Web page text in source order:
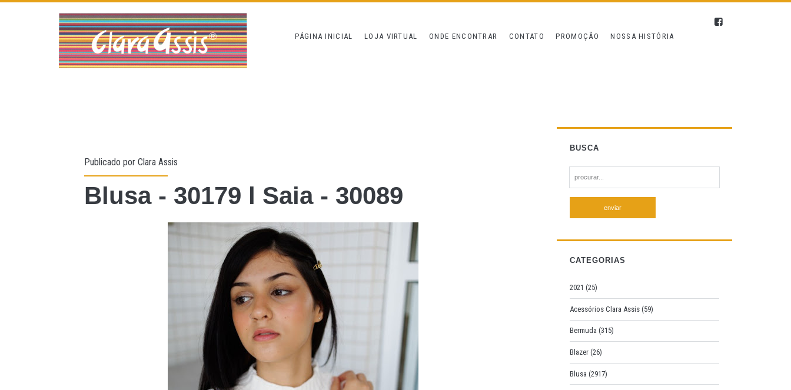
PÁGINA INICIAL LOJA VIRTUAL ONDE ENCONTRAR CONTATO PROMOÇÃO NOSSA HISTÓRIA
Publicado porClara Assis
Blusa - 30179 l Saia - 30089
BUSCA
e
h
f
r
:
CATEGORIAS
2021 (25)
Acessórios Clara Assis (59)
Bermuda (315)
Blazer (26)
Blusa (2917)